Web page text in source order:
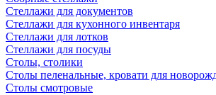
Стеллажи для документов
Стеллажи для кухонного инвентаря
Стеллажи для лотков
Стеллажи для посуды
Столы, столики
Столы пеленальные, кровати для
Столы смотровые